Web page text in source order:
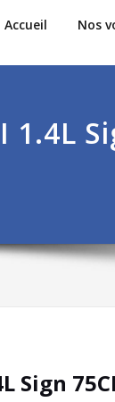
Accueil Nos
1.4L
Sign